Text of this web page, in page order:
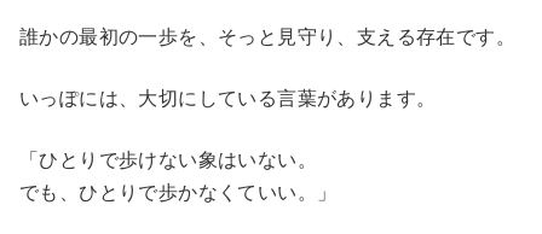
誰かの最初の一歩を、そっと見守り、支える存在です。
いっぽには、大切にしている言葉があります。
「ひとりで歩けない象はいない。
でも、ひとりで歩かなくていい。」